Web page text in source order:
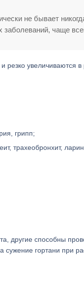
не бывает
чаще
увеличиваются
грипп;
трахеобронхит,
способны
гортани при